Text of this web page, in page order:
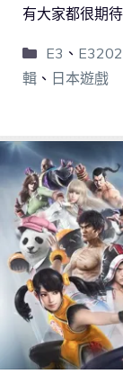
有大家都很期
E3 、
輯 、 日本遊戲